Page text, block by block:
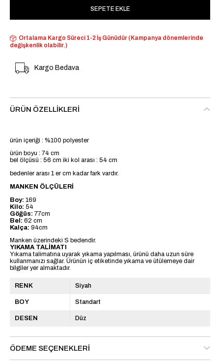
Ortalama Kargo Süreci 1-2 İş Günüdür (Kampanya dönemlerinde
değişkenlik olabilir.)
Kargo Bedava
ÜRÜN ÖZELLIKLERI
ürün içeriği : %100 polyester
ürün boyu : 74 cm
bel ölçüsü : 56 cm iki kol arası : 54 cm
bedenler arası 1 er cm kadar fark vardır.
MANKEN ÖLÇÜLERİ
Boy: 169
Kilo: 54
Göğüs: 77cm
Bel: 62 cm
Kalça: 94cm
Manken üzerindeki S bedendir.
YIKAMA TALİMATI
Yıkama talimatına uyarak yıkama yapılması, ürünü daha uzun süre
kullanmanızı sağlar. Ürünün iç etiketinde yıkama ve ütülemeye dair
bilgiler yer almaktadır.
RENK Siyah
BOY Standart
DESEN Düz
ÖDEME SEÇENEKLERI